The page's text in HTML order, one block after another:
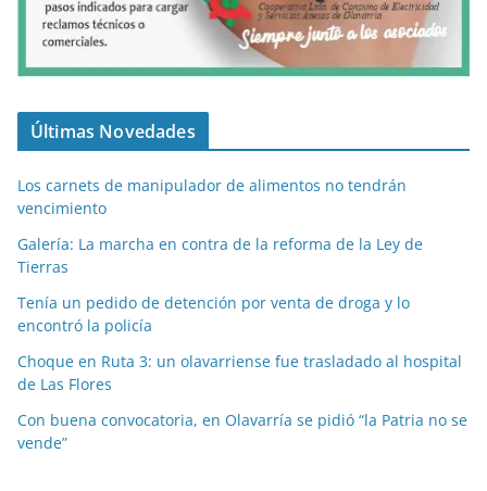
Últimas Novedades
Los carnets de manipulador de alimentos no tendrán
vencimiento
Galería: La marcha en contra de la reforma de la Ley de
Tierras
Tenía un pedido de detención por venta de droga y lo
encontró la policía
Choque en Ruta 3: un olavarriense fue trasladado al hospital
de Las Flores
Con buena convocatoria, en Olavarría se pidió “la Patria no se
vende”